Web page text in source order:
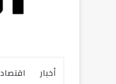
أخبار اقتصاد